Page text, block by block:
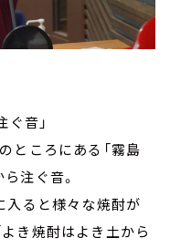
ぐ音」
ところにある「霧島
注ぐ音。
入ると様々な焼酎が
き焼酎はよき土から